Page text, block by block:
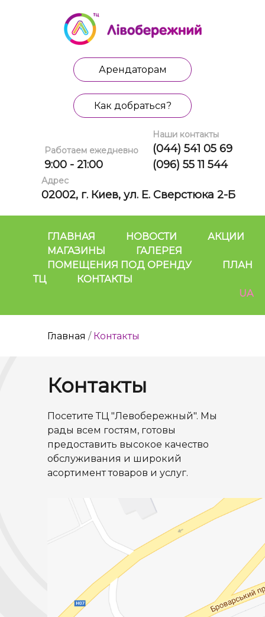
Арендаторам
Как добраться?
Работаем ежедневно
9:00 - 21:00
Наши контакты
(044) 541 05 69
(096) 55 11 544
Адрес
02002, г. Киев, ул. Е. Сверстюка 2-Б
ГЛАВНАЯ НОВОСТИ
АКЦИИ
МАГАЗИНЫ
ГАЛЕРЕЯ
ПОМЕЩЕНИЯ ПОД ОРЕНДУ
ПЛАН
ТЦ
КОНТАКТЫ
UA
Главная / Контакты
Контакты
Посетите ТЦ "Левобережный". Мы
рады всем гостям, готовы
предоставить высокое качество
обслуживания и широкий
асортимент товаров и услуг.